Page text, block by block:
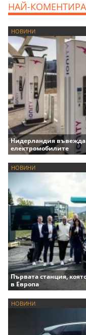
НАЙ-
НОВИНИ
Нидерландия
електромобилите
НОВИНИ
Първата станция,
в Европа
НОВИНИ